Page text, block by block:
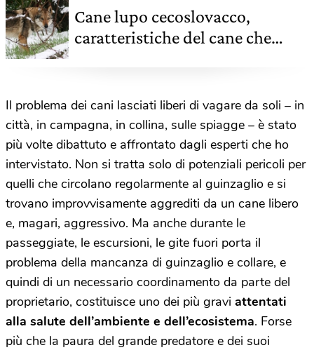
Cane lupo cecoslovacco,
caratteristiche del cane che
Il problema dei cani lasciati liberi di vagare da soli – in
città, in campagna, in collina, sulle spiagge – è stato
più volte dibattuto e affrontato dagli esperti che ho
intervistato. Non si tratta solo di potenziali pericoli per
quelli che circolano regolarmente al guinzaglio e si
trovano improvvisamente aggrediti da un cane libero
e, magari, aggressivo. Ma anche durante le
passeggiate, le escursioni, le gite fuori porta il
problema della mancanza di guinzaglio e collare, e
quindi di un necessario coordinamento da parte del
proprietario, costituisce uno dei più gravi attentati
alla salute dell’ambiente e dell’ecosistema. Forse
più che la paura del grande predatore e dei suoi